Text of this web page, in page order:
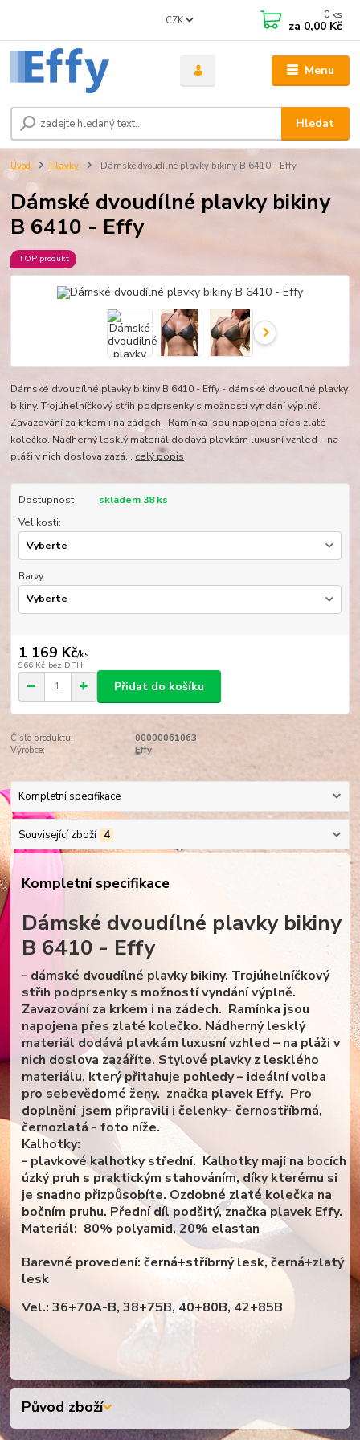
Menu
CZK
Hledat
0 ks
za 0,00 Kč
Úvod Plavky Dámské dvoudílné plavky bikiny B 6410 - Effy
Dámské dvoudílné plavky bikiny
B 6410 - Effy
TOP produkt
Dámské dvoudílné plavky bikiny B 6410 - Effy - dámské dvoudílné plavky
bikiny. Trojúhelníčkový střih podprsenky s možností vyndání výplně.
Zavazování za krkem i na zádech. Ramínka jsou napojena přes zlaté
kolečko. Nádherný lesklý materiál dodává plavkám luxusní vzhled – na
pláži v nich doslova zazá... celý popis
Dostupnost
skladem 38 ks
Velikosti:
Barvy:
1 169 Kč/ks
966 Kč bez DPH
Přidat do košíku
Číslo produktu:
00000061063
Výrobce:
Effy
Kompletní specifikace
Související zboží 4
Kompletní specifikace
Dámské dvoudílné plavky bikiny
B 6410 - Effy
- dámské dvoudílné plavky bikiny. Trojúhelníčkový
střih podprsenky s možností vyndání výplně.
Zavazování za krkem i na zádech. Ramínka jsou
napojena přes zlaté kolečko. Nádherný lesklý
materiál dodává plavkám luxusní vzhled – na pláži v
nich doslova zazáříte. Stylové plavky z lesklého
materiálu, který přitahuje pohledy – ideální volba
pro sebevědomé ženy. značka plavek Effy. Pro
doplnění jsem připravili i čelenky- černostříbrná,
černozlatá - foto níže.
Kalhotky:
- plavkové kalhotky střední. Kalhotky mají na bocích
úzký pruh s praktickým stahováním, díky kterému si
je snadno přizpůsobíte. Ozdobné zlaté kolečka na
bočním pruhu. Přední díl podšitý, značka plavek Effy.
Materiál: 80% polyamid, 20% elastan
Barevné provedení: černá+stříbrný lesk, černá+zlatý
lesk
Vel.: 36+70A-B, 38+75B, 40+80B, 42+85B
Původ zboží